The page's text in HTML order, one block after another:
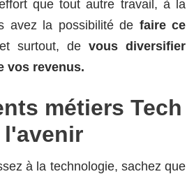
que tout autre travail, à la
avez la possibilité de faire ce
et surtout, de vous diversifier
vos revenus.
métiers Tech
à la technologie, sachez que